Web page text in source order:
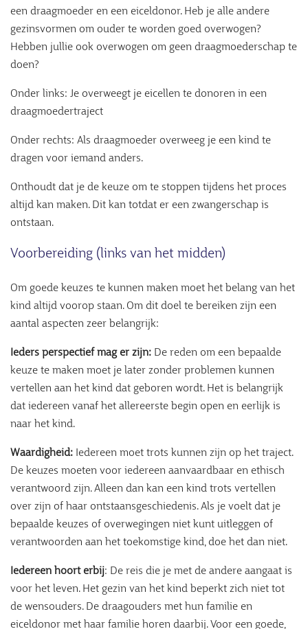
een draagmoeder en een eiceldonor. Heb je alle andere
gezinsvormen om ouder te worden goed overwogen?
Hebben jullie ook overwogen om geen draagmoederschap te
doen?
Onder links: Je overweegt je eicellen te donoren in een
draagmoedertraject
Onder rechts: Als draagmoeder overweeg je een kind te
dragen voor iemand anders.
Onthoudt dat je de keuze om te stoppen tijdens het proces
altijd kan maken. Dit kan totdat er een zwangerschap is
ontstaan.
Voorbereiding (links van het midden)
Om goede keuzes te kunnen maken moet het belang van het
kind altijd voorop staan. Om dit doel te bereiken zijn een
aantal aspecten zeer belangrijk:
Ieders perspectief mag er zijn: De reden om een bepaalde
keuze te maken moet je later zonder problemen kunnen
vertellen aan het kind dat geboren wordt. Het is belangrijk
dat iedereen vanaf het allereerste begin open en eerlijk is
naar het kind.
Waardigheid: Iedereen moet trots kunnen zijn op het traject.
De keuzes moeten voor iedereen aanvaardbaar en ethisch
verantwoord zijn. Alleen dan kan een kind trots vertellen
over zijn of haar ontstaansgeschiedenis. Als je voelt dat je
bepaalde keuzes of overwegingen niet kunt uitleggen of
verantwoorden aan het toekomstige kind, doe het dan niet.
Iedereen hoort erbij: De reis die je met de andere aangaat is
voor het leven. Het gezin van het kind beperkt zich niet tot
de wensouders. De draagouders met hun familie en
eiceldonor met haar familie horen daarbij. Voor een goede,